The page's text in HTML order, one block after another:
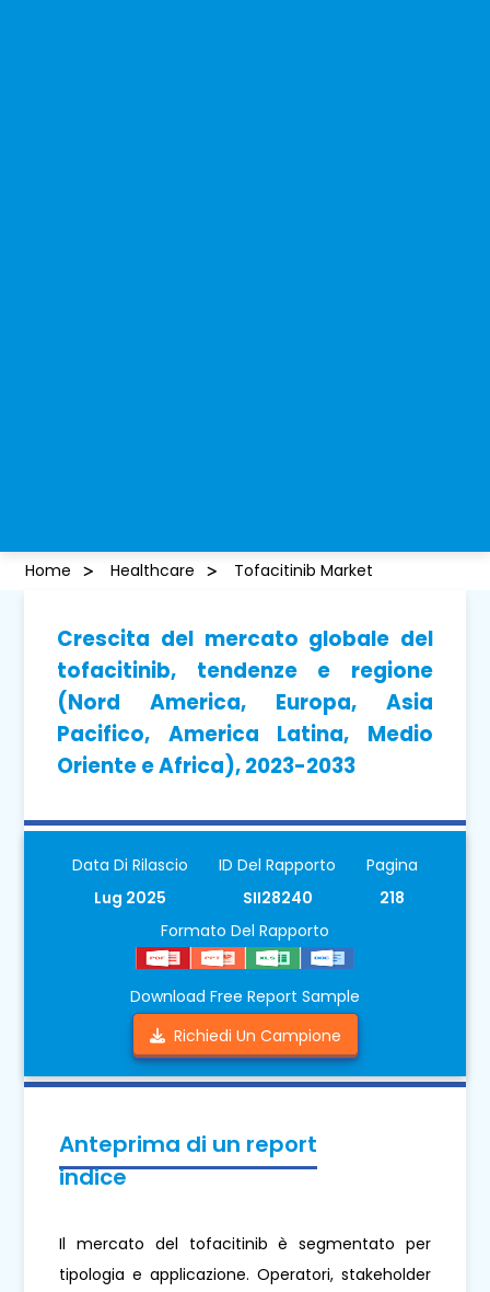
Home Healthcare Tofacitinib Market
Crescita del mercato globale del
tofacitinib, tendenze e regione
(Nord America, Europa, Asia
Pacifico, America Latina, Medio
Oriente e Africa), 2023-2033
Data Di Rilascio
Lug 2025
ID Del Rapporto
SII28240
Pagina
218
Formato Del Rapporto
Download Free Report Sample
Richiedi Un Campione
Anteprima di un report
indice
Il mercato del tofacitinib è segmentato per
tipologia e applicazione. Operatori, stakeholder